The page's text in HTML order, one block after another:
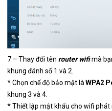
7 – Thay đổi tên router wifimà
khung đánh số 1 và 2.
* Chọn chế độ bảo mật làWPA2
khung 3 và 4.
* Thiết lập mật khẩu cho wifi phát